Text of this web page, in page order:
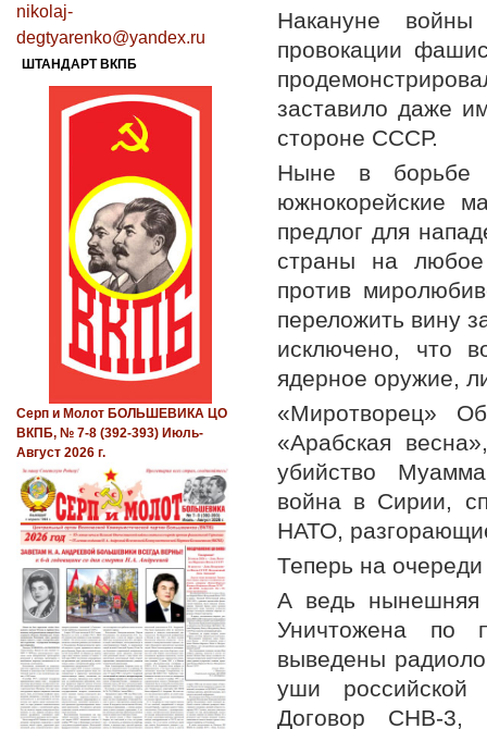
Накануне
провокации
заставило даже
стороне СССР.
Ныне в борьбе
южнокорейские
предлог для
страны на любое
против
переложить вину
исключено, что
ядерное оружие,
«Миротворец»
«Арабская
убийство
война в Сирии,
НАТО,
Теперь на
А ведь нынешняя
Уничтожена по
выведены
уши российской
Договор СНВ-3,
nikolaj-
degtyarenko@yandex.ru
ШТАНДАРТ ВКПБ
Серп и Молот БОЛЬШЕВИКА ЦО
ВКПБ, № 7-8 (392-393) Июль-
Август 2026 г.